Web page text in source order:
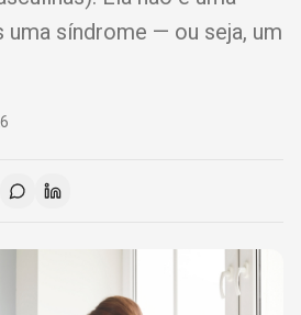
uma síndrome — ou seja, um